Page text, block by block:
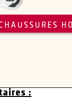
: